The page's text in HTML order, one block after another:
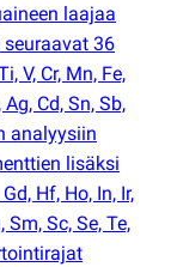
laajaa
36
V, Cr, Mn, Fe,
Ag, Cd, Sn, Sb,
analyysiin
lisäksi
Hf, Ho, In, Ir,
Sm, Sc, Se, Te,